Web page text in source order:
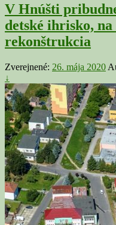
V Hnúšti
detské ihrisko,
rekonštrukcia
Zverejnené: 26. mája 2020
↓